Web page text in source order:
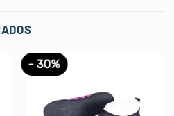
- 30%